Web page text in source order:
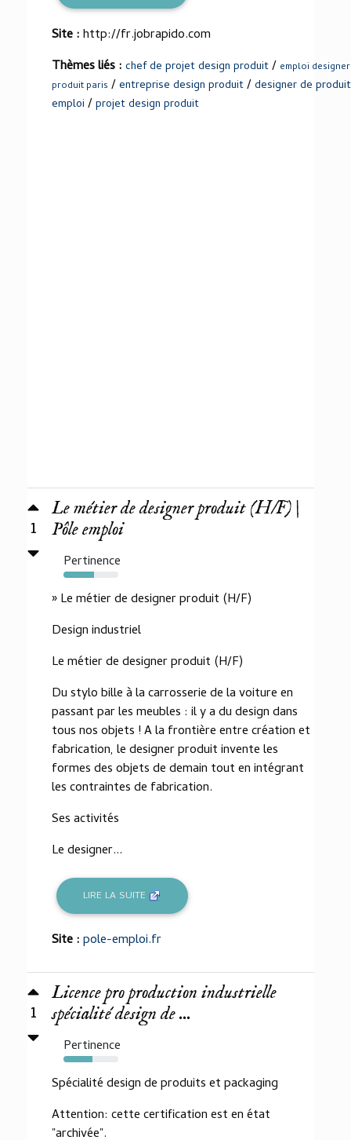
Site :http://fr.jobrapido.com
Thèmes liés : chef de projet design produit/ emploi designer
produit paris /entreprise design produit/designer de produit
emploi /projet design produit
1
Le métier de designer produit (H/F) |
Pôle emploi
Pertinence
55%
» Le métier de designer produit (H/F)
Design industriel
Le métier de designer produit (H/F)
Du stylo bille à la carrosserie de la voiture en
passant par les meubles : il y a du design dans
tous nos objets ! A la frontière entre création et
fabrication, le designer produit invente les
formes des objets de demain tout en intégrant
les contraintes de fabrication.
Ses activités
Le designer...
LIRE LA SUITE
Site :pole-emploi.fr
1
Licence pro production industrielle
spécialité design de ...
Pertinence
53%
Spécialité design de produits et packaging
Attention: cette certification est en état
"archivée".